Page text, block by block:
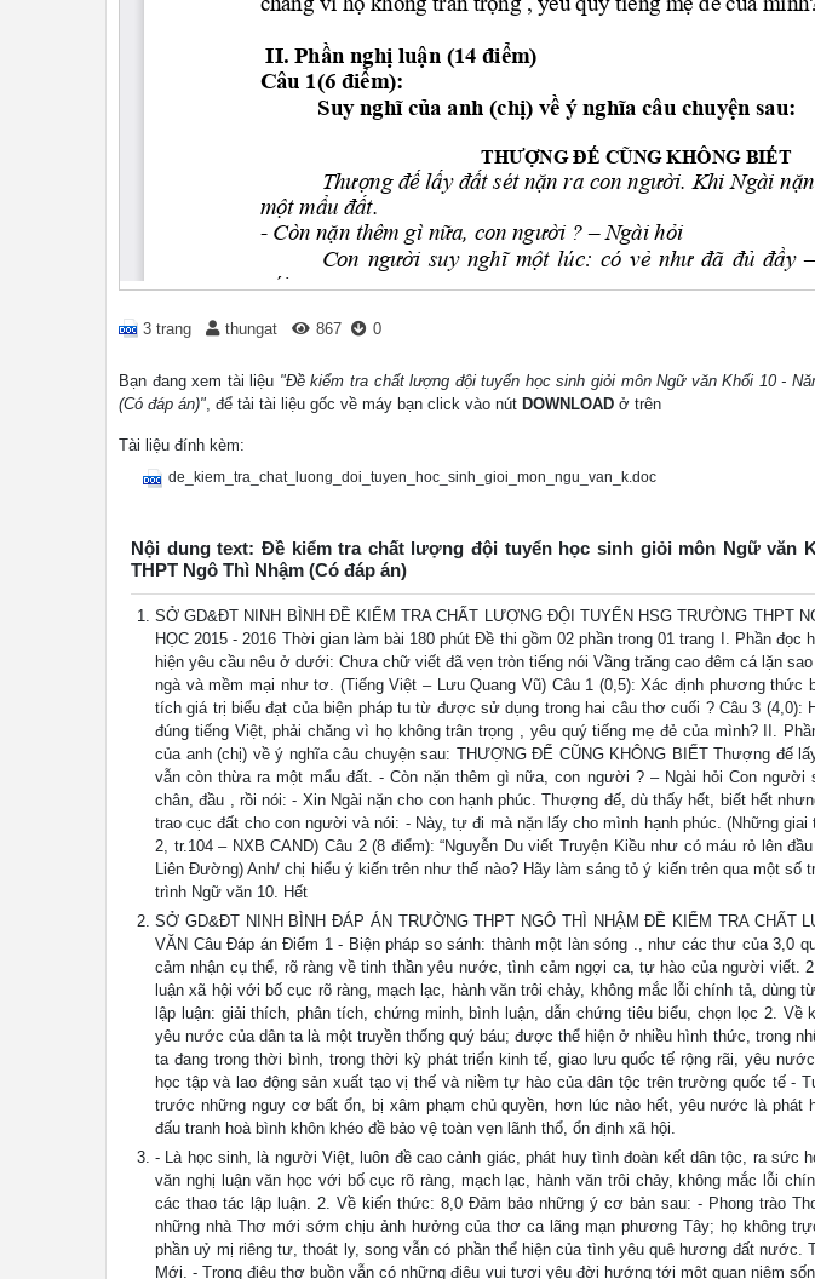
3 trang thungat 867 0
Bạn đang xem tài liệu "Đề kiểm tra chất lượng đội tuyển học sinh giỏi môn Ngữ văn Khối 10 -
(Có đáp án)", để tải tài liệu gốc về máy bạn click vào nút DOWNLOAD ở trên
Tài liệu đính kèm:
de_kiem_tra_chat_luong_doi_tuyen_hoc_sinh_gioi_mon_ngu_van_k.doc
Nội dung text: Đề kiểm tra chất lượng đội tuyển học sinh giỏi môn Ngữ văn
THPT Ngô Thì Nhậm (Có đáp án)
SỞ GD&ĐT NINH BÌNH ĐỀ KIỂM TRA CHẤT LƯỢNG ĐỘI TUYỂN HSG TRƯỜNG THPT
HỌC 2015 - 2016 Thời gian làm bài 180 phút Đề thi gồm 02 phần trong 01 trang I. Phần
hiện yêu cầu nêu ở dưới: Chưa chữ viết đã vẹn tròn tiếng nói Vầng trăng cao đêm cá lặn
ngà và mềm mại như tơ. (Tiếng Việt – Lưu Quang Vũ) Câu 1 (0,5): Xác định phương thức
tích giá trị biểu đạt của biện pháp tu từ được sử dụng trong hai câu thơ cuối ? Câu 3 (4,0):
đúng tiếng Việt, phải chăng vì họ không trân trọng , yêu quý tiếng mẹ đẻ của mình? II.
của anh (chị) về ý nghĩa câu chuyện sau: THƯỢNG ĐẾ CŨNG KHÔNG BIẾT Thượng đế
vẫn còn thừa ra một mẩu đất. - Còn nặn thêm gì nữa, con người ? – Ngài hỏi Con
chân, đầu , rồi nói: - Xin Ngài nặn cho con hạnh phúc. Thượng đế, dù thấy hết, biết hết
trao cục đất cho con người và nói: - Này, tự đi mà nặn lấy cho mình hạnh phúc. (Những
2, tr.104 – NXB CAND) Câu 2 (8 điểm): “Nguyễn Du viết Truyện Kiều như có máu rỏ lên
Liên Đường) Anh/ chị hiểu ý kiến trên như thế nào? Hãy làm sáng tỏ ý kiến trên qua một
trình Ngữ văn 10. Hết
SỞ GD&ĐT NINH BÌNH ĐÁP ÁN TRƯỜNG THPT NGÔ THÌ NHẬM ĐỀ KIỂM TRA CHẤT
VĂN Câu Đáp án Điểm 1 - Biện pháp so sánh: thành một làn sóng ., như các thư của 3,0
cảm nhận cụ thể, rõ ràng về tinh thần yêu nước, tình cảm ngợi ca, tự hào của người viết.
luận xã hội với bố cục rõ ràng, mạch lạc, hành văn trôi chảy, không mắc lỗi chính tả, dùng
lập luận: giải thích, phân tích, chứng minh, bình luận, dẫn chứng tiêu biểu, chọn lọc 2.
yêu nước của dân ta là một truyền thống quý báu; được thể hiện ở nhiều hình thức, trong
ta đang trong thời bình, trong thời kỳ phát triển kinh tế, giao lưu quốc tế rộng rãi, yêu
học tập và lao động sản xuất tạo vị thế và niềm tự hào của dân tộc trên trường quốc tế -
trước những nguy cơ bất ổn, bị xâm phạm chủ quyền, hơn lúc nào hết, yêu nước là phát
đấu tranh hoà bình khôn khéo đề bảo vệ toàn vẹn lãnh thổ, ổn định xã hội.
- Là học sinh, là người Việt, luôn đề cao cảnh giác, phát huy tình đoàn kết dân tộc, ra sức
văn nghị luận văn học với bố cục rõ ràng, mạch lạc, hành văn trôi chảy, không mắc lỗi
các thao tác lập luận. 2. Về kiến thức: 8,0 Đảm bảo những ý cơ bản sau: - Phong trào
những nhà Thơ mới sớm chịu ảnh hưởng của thơ ca lãng mạn phương Tây; họ không
phần uỷ mị riêng tư, thoát ly, song vẫn có phần thể hiện của tình yêu quê hương đất nước.
Mới. - Trong điệu thơ buồn vẫn có những điệu vui tươi yêu đời hướng tới một quan niệm